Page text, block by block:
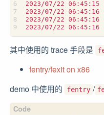
2023/07/22
2023/07/22
2023/07/22
其中使用的 trace 手段是
fentry/fexit on x86
demo 中使用的
fentry /